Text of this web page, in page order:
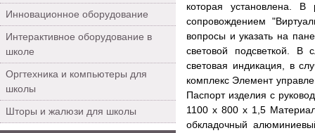
Инновационное оборудование
Интерактивное оборудование в
школе
Оргтехника и компьютеры для
школы
Шторы и жалюзи для школы
которая установлена.
сопровождением
вопросы и указать на
световой подсветкой. В
световая индикация, в
комплекс Элемент
Паспорт изделия с
1100 х 800 х 1,5
обкладочный